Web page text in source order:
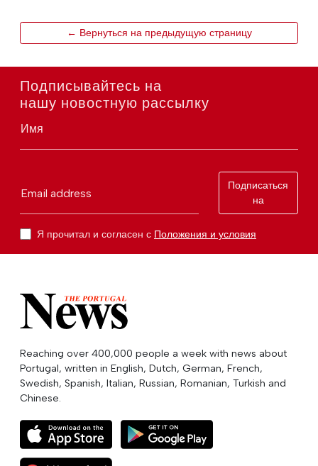
← Вернуться на предыдущую страницу
Подписывайтесь на
нашу новостную рассылку
Имя
Email address
Подписаться
на
Я прочитал и согласен с Положения и условия
Reaching over 400,000 people a week with news about
Portugal, written in English, Dutch, German, French,
Swedish, Spanish, Italian, Russian, Romanian, Turkish and
Chinese.